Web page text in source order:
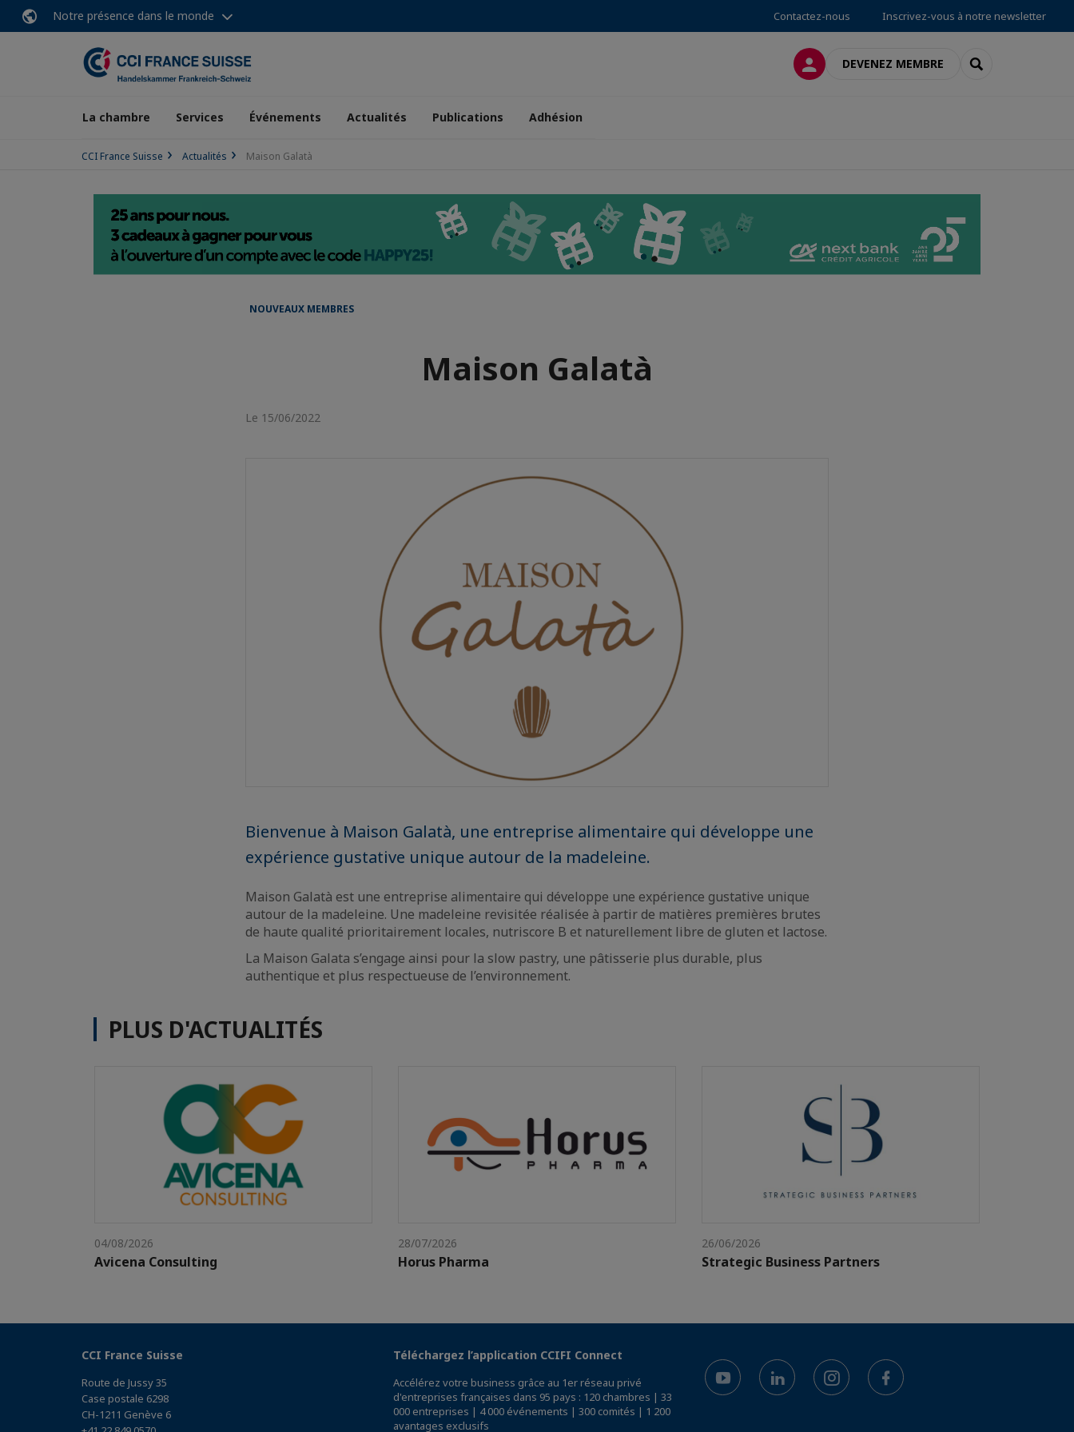
Notre présence dans le monde Contactez-nous Inscrivez-vous à notre newsletter
CONNEXIONDEVENEZ MEMBRE RECHERCHER
La chambre Services Événements Actualités Publications Adhésion
CCI France Suisse Actualités Maison Galatà
NOUVEAUX MEMBRES
Maison Galatà
Le 15/06/2022
Bienvenue à Maison Galatà, une entreprise alimentaire qui développe une
expérience gustative unique autour de la madeleine.
Maison Galatà est une entreprise alimentaire qui développe une expérience gustative unique
autour de la madeleine. Une madeleine revisitée réalisée à partir de matières premières brutes
de haute qualité prioritairement locales, nutriscore B et naturellement libre de gluten et lactose.
La Maison Galata s’engage ainsi pour la slow pastry, une pâtisserie plus durable, plus
authentique et plus respectueuse de l’environnement.
PLUS D'ACTUALITÉS
04/08/2026
Avicena Consulting
28/07/2026
Horus Pharma
26/06/2026
Strategic Business Partners
CCI France Suisse
Route de Jussy 35
Case postale 6298
CH-1211 Genève 6
Téléchargez l’application CCIFI Connect
Accélérez votre business grâce au 1er réseau privé
d'entreprises françaises dans 95 pays : 120 chambres | 33
000 entreprises | 4 000 événements | 300 comités | 1 200
avantages exclusifs